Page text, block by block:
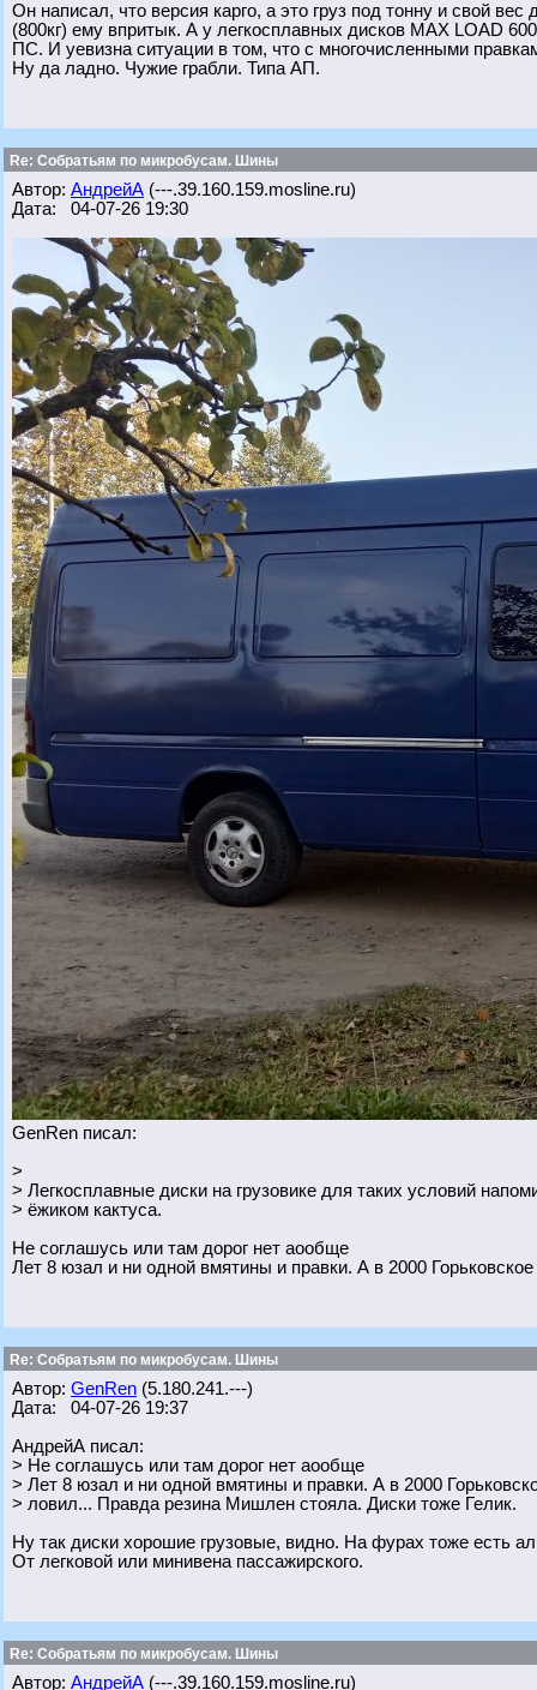
Он написал, что версия карго, а это груз под тонну и свой
(800кг) ему впритык. А у легкосплавных дисков MAX LOAD
ПС. И уевизна ситуации в том, что с многочисленными
Ну да ладно. Чужие грабли. Типа АП.
Re: Собратьям по микробусам. Шины
Автор: АндрейА (---.39.160.159.mosline.ru)
Дата: 04-07-26 19:30
GenRen писал:
>
> Легкосплавные диски на грузовике для таких условий
> ёжиком кактуса.
Не соглашусь или там дорог нет аообще
Лет 8 юзал и ни одной вмятины и правки. А в 2000
Re: Собратьям по микробусам. Шины
Автор: GenRen (5.180.241.---)
Дата: 04-07-26 19:37
АндрейА писал:
> Не соглашусь или там дорог нет аообще
> Лет 8 юзал и ни одной вмятины и правки. А в 2000
> ловил... Правда резина Мишлен стояла. Диски тоже Гелик.
Ну так диски хорошие грузовые, видно. На фурах тоже есть
От легковой или минивена пассажирского.
Re: Собратьям по микробусам. Шины
Автор: АндрейА (---.39.160.159.mosline.ru)